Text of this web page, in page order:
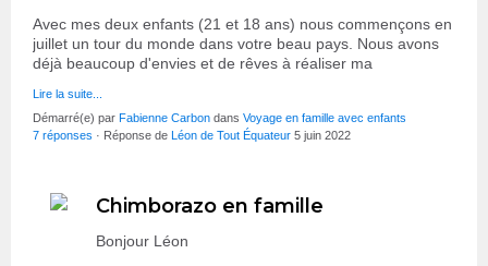
Avec mes deux enfants (21 et 18 ans) nous commençons en
juillet un tour du monde dans votre beau pays. Nous avons
déjà beaucoup d'envies et de rêves à réaliser ma
Lire la suite...
Démarré(e) par Fabienne Carbon dans Voyage en famille avec enfants
7 réponses · Réponse de Léon de Tout Équateur 5 juin 2022
Chimborazo en famille
Bonjour Léon